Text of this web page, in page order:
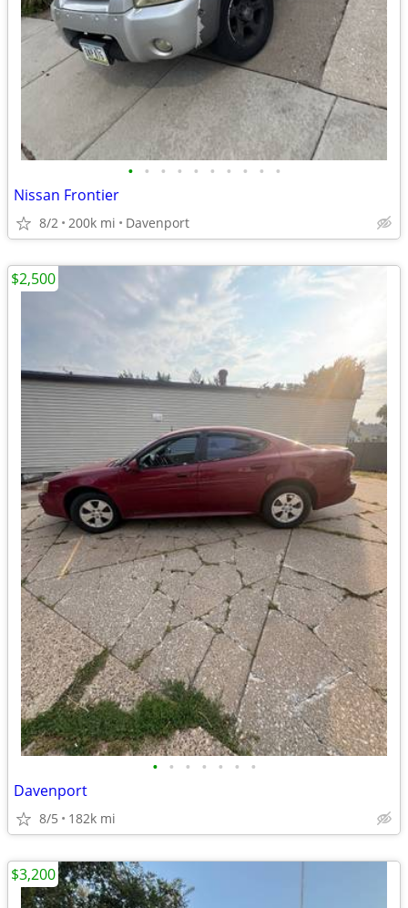
• • • • • • • • • •
Nissan Frontier
8/2 200k mi Davenport
• • • • • • •
Davenport
8/5 182k mi
$2,500
$3,200